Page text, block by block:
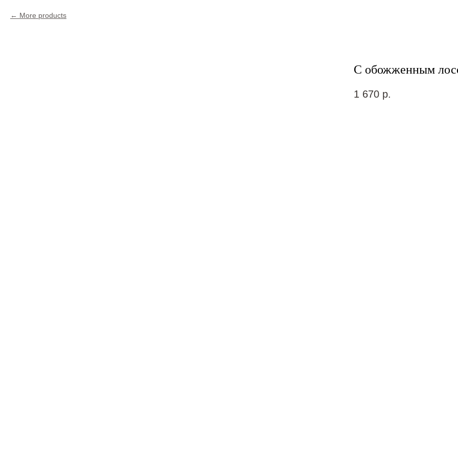
More products
С обожженным
1 670 р.